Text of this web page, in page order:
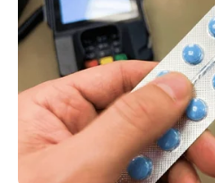
Top 10 Pop Divas -
BRAINBERRIES